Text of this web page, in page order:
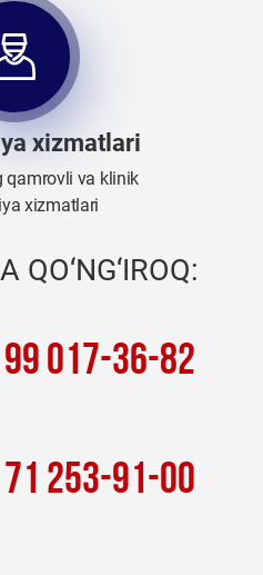
xizmatlari
qamrovli va klinik
xizmatlari
QO‘NG‘IROQ:
017-36-82
253-91-00